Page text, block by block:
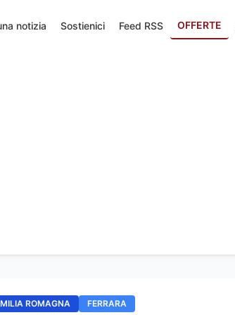
notizia Sostienici Feed RSS OFFERTE
ROMAGNA FERRARA